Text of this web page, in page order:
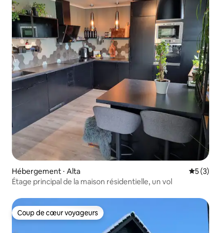
Hébergement ⋅ Alta
5 (3)
Étage principal de la maison résidentielle, un vol
Coup de cœur voyageurs
Coup de cœur voyageurs